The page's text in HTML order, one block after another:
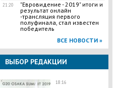
21:20
"Евровидение - 2019" итоги и
результат онлайн
-трансляция первого
полуфинала, стал известен
победитель
ВСЕ НОВОСТИ »
ВЫБОР РЕДАКЦИИ
18:16